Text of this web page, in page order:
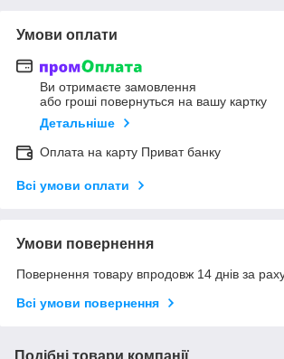
Умови оплати
Ви отримаєте замовлення
або гроші повернуться на вашу картку
Детальніше
Оплата на карту Приват банку
Всі умови оплати
Умови повернення
Повернення товару впродовж 14 днів за
Всі умови повернення